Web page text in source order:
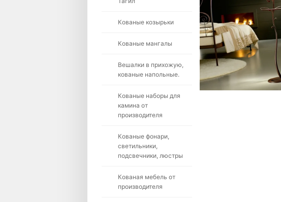
Кованые козырьки
Кованые мангалы
Вешалки в прихожую,
кованые напольные.
Кованые наборы для
камина от
производителя
Кованые фонари,
светильники,
подсвечники, люстры
Кованая мебель от
производителя